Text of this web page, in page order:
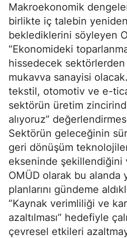
Makroekonomik
birlikte iç talebin yeniden
beklediklerini söyleyen
“Ekonomideki
hissedecek
mukavva sanayisi
tekstil, otomotiv ve e-
sektörün üretim
alıyoruz”
Sektörün geleceğinin
geri dönüşüm
ekseninde şekillendiğini
OMÜD olarak bu alanda
planlarını gündeme
“Kaynak verimliliği ve
azaltılması” hedefiyle
çevresel etkileri